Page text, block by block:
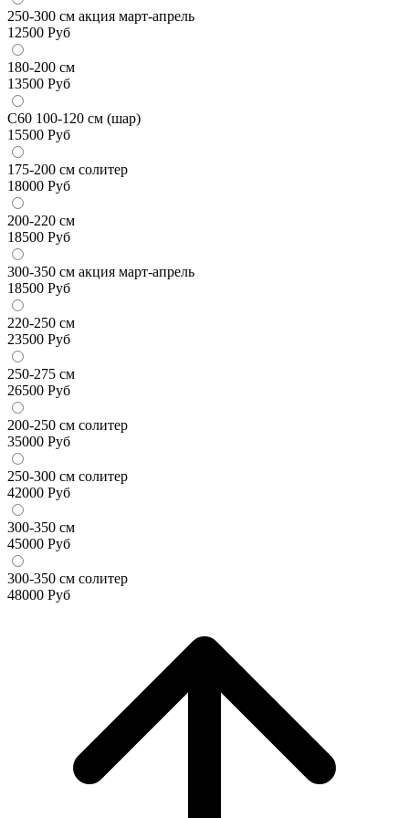
250-300 см акция март-апрель
12500 Руб
180-200 см
13500 Руб
С60 100-120 см (шар)
15500 Руб
175-200 см солитер
18000 Руб
200-220 см
18500 Руб
300-350 см акция март-апрель
18500 Руб
220-250 см
23500 Руб
250-275 см
26500 Руб
200-250 см солитер
35000 Руб
250-300 см солитер
42000 Руб
300-350 см
45000 Руб
300-350 см солитер
48000 Руб